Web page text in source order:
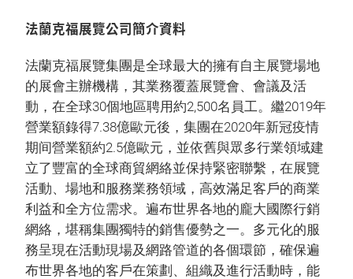
法蘭克福展覽公司簡介資料
法蘭克福展覽集團是全球最大的擁有自主展覽場地
的展會主辦機構，其業務覆蓋展覽會、會議及活
動，在全球30個地區聘用約2,500名員工。繼2019年
營業額錄得7.38億歐元後，集團在2020年新冠疫情
期间營業額約2.5億歐元，並依舊與眾多行業領域建
立了豐富的全球商貿網絡並保持緊密聯繫，在展覽
活動、場地和服務業務領域，高效滿足客戶的商業
利益和全方位需求。遍布世界各地的龐大國際行銷
網絡，堪稱集團獨特的銷售優勢之一。多元化的服
務呈現在活動現場及網路管道的各個環節，確保遍
布世界各地的客戶在策劃、組織及進行活動時，能